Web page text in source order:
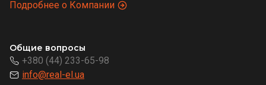
Подробнее о Компании
Общие вопросы
+380 (44) 233-65-98
info@real-el.ua